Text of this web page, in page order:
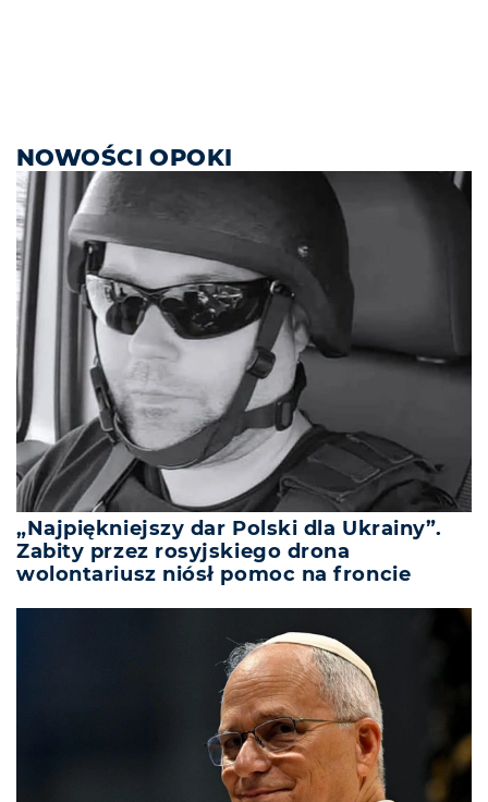
NOWOŚCI OPOKI
„Najpiękniejszy dar Polski dla Ukrainy”.
Zabity przez rosyjskiego drona
wolontariusz niósł pomoc na froncie